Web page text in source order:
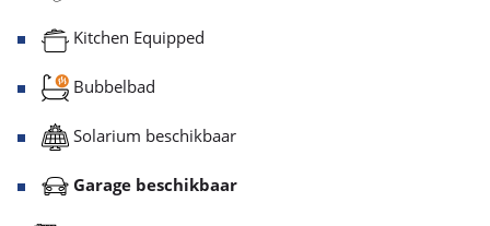
Kitchen Equipped
Bubbelbad
Solarium beschikbaar
Garage beschikbaar